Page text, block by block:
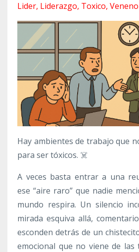
Lider Liderazgo Toxico Veneno
Hay ambientes de trabajo que
para ser tóxicos. ☠️
A veces basta entrar a una
ese “aire raro” que nadie
mundo respira. Un silencio
mirada esquiva allá,
esconden detrás de un
emocional que no viene de las